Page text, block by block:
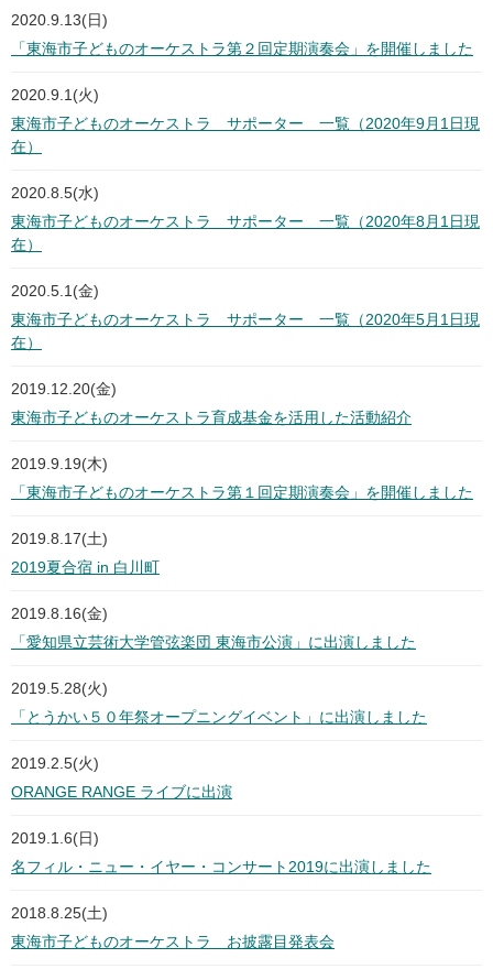
2020.9.13(日)
「東海市子どものオーケストラ第２回定期演奏会」を開催しました
2020.9.1(火)
東海市子どものオーケストラ サポーター 一覧（2020年9月1日現
在）
2020.8.5(水)
東海市子どものオーケストラ サポーター 一覧（2020年8月1日現
在）
2020.5.1(金)
東海市子どものオーケストラ サポーター 一覧（2020年5月1日現
在）
2019.12.20(金)
東海市子どものオーケストラ育成基金を活用した活動紹介
2019.9.19(木)
「東海市子どものオーケストラ第１回定期演奏会」を開催しました
2019.8.17(土)
2019夏合宿 in 白川町
2019.8.16(金)
「愛知県立芸術大学管弦楽団 東海市公演」に出演しました
2019.5.28(火)
「とうかい５０年祭オープニングイベント」に出演しました
2019.2.5(火)
ORANGE RANGE ライブに出演
2019.1.6(日)
名フィル・ニュー・イヤー・コンサート2019に出演しました
2018.8.25(土)
東海市子どものオーケストラ お披露目発表会